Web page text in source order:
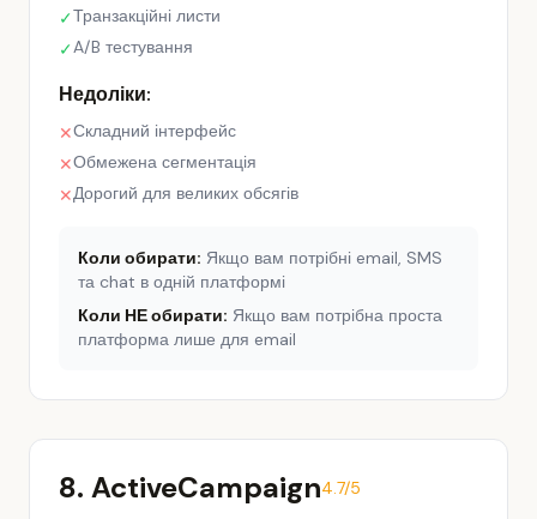
✓Транзакційні листи
✓A/B тестування
Недоліки:
✕Складний інтерфейс
✕Обмежена сегментація
✕Дорогий для великих обсягів
Коли обирати: Якщо вам потрібні email, SMS
та chat в одній платформі
Коли НЕ обирати: Якщо вам потрібна проста
платформа лише для email
8. ActiveCampaign4.7/5